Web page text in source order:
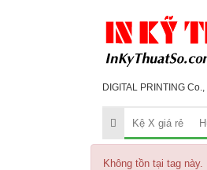
DIGITAL PRINTING
Kệ X giá rẻ
Không tồn tại tag này.